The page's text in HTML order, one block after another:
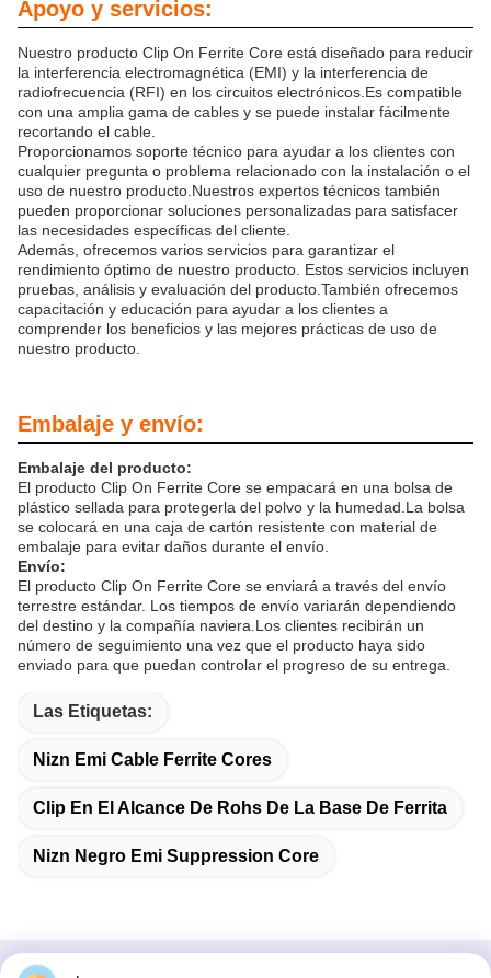
Apoyo y servicios:
Nuestro producto Clip On Ferrite Core está diseñado para reducir
la interferencia electromagnética (EMI) y la interferencia de
radiofrecuencia (RFI) en los circuitos electrónicos.Es compatible
con una amplia gama de cables y se puede instalar fácilmente
recortando el cable.
Proporcionamos soporte técnico para ayudar a los clientes con
cualquier pregunta o problema relacionado con la instalación o el
uso de nuestro producto.Nuestros expertos técnicos también
pueden proporcionar soluciones personalizadas para satisfacer
las necesidades específicas del cliente.
Además, ofrecemos varios servicios para garantizar el
rendimiento óptimo de nuestro producto. Estos servicios incluyen
pruebas, análisis y evaluación del producto.También ofrecemos
capacitación y educación para ayudar a los clientes a
comprender los beneficios y las mejores prácticas de uso de
nuestro producto.
Embalaje y envío:
Embalaje del producto:
El producto Clip On Ferrite Core se empacará en una bolsa de
plástico sellada para protegerla del polvo y la humedad.La bolsa
se colocará en una caja de cartón resistente con material de
embalaje para evitar daños durante el envío.
Envío:
El producto Clip On Ferrite Core se enviará a través del envío
terrestre estándar. Los tiempos de envío variarán dependiendo
del destino y la compañía naviera.Los clientes recibirán un
número de seguimiento una vez que el producto haya sido
enviado para que puedan controlar el progreso de su entrega.
Las Etiquetas:
Nizn Emi Cable Ferrite Cores
Clip En El Alcance De Rohs De La Base De Ferrita
Nizn Negro Emi Suppression Core